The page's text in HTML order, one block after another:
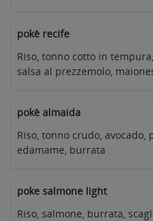
pokè recife
Riso, tonno cotto in
salsa al prezzemolo,
pokè almaida
Riso, tonno crudo,
edamame, burrata
poke salmone light
Riso, salmone, burrata,